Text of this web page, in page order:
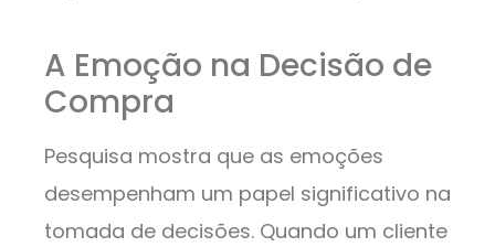
A Emoção na Decisão de
Compra
Pesquisa mostra que as emoções
desempenham um papel significativo na
tomada de decisões. Quando um cliente